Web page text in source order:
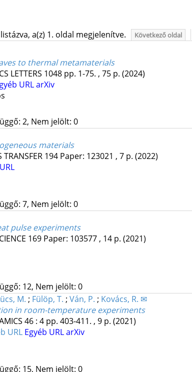
a(z) 1. oldal megjelenítve. Következő oldal
to thermal metamaterials
LETTERS 1048 pp. 1-75. , 75 p. (2024)
URLarXiv
2, Nem jelölt: 0
materials
194 Paper: 123021 , 7 p. (2022)
7, Nem jelölt: 0
pulse experiments
169 Paper: 103577 , 14 p. (2021)
12, Nem jelölt: 0
M. ; Fülöp, T. ; Ván, P. ; Kovács, R. ✉
in room-temperature experiments
46: 4 pp. 403-411. , 9 p. (2021)
URL Egyéb URLarXiv
15, Nem jelölt: 0